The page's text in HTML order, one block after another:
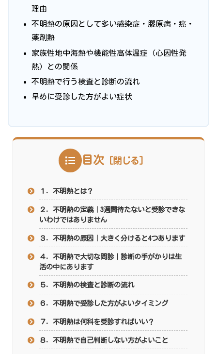
理由
不明熱の原因として多い感染症・膠原病・癌・
薬剤熱
家族性地中海熱や機能性高体温症（心因性発
熱）との関係
不明熱で行う検査と診断の流れ
早めに受診した方がよい症状
目次
１．不明熱とは？
２．不明熱の定義｜3週間待たないと受診できな
いわけではありません
３．不明熱の原因｜大きく分けると4つあります
４．不明熱で大切な問診｜診断の手がかりは生
活の中にあります
５．不明熱の検査と診断の流れ
６．不明熱で受診した方がよいタイミング
７．不明熱は何科を受診すればいい？
８．不明熱で自己判断しない方がよいこと